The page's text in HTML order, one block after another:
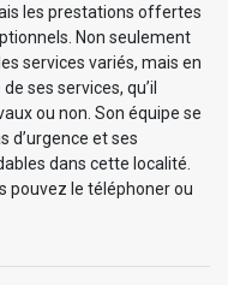
les prestations offertes
Non seulement
services variés, mais en
ses services, qu’il
ou non. Son équipe se
d’urgence et ses
dans cette localité.
pouvez le téléphoner ou